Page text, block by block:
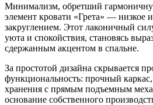
Минимализм, обретший
элемент кровати «Грета» — низкое
закруглением. Этот лаконичный
уюта и спокойствия, становясь
сдержанным акцентом в спальне.
За простотой дизайна скрывается
функциональность: прочный каркас,
хранения с прямым подъемным
основание собственного